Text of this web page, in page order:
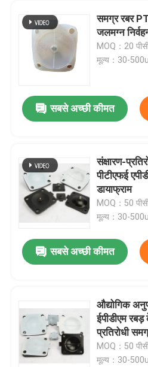
उत्पाद
हमारे बारे में
कारखाने का दौरा
समाचार
समग्र रबर
जलमग्न
MOQ：20
मूल्य：30-
सबसे अच्छी कीमत
संक्षारण-
पीटीएफई
डायाफ्राम
MOQ：50
मूल्य：30-
सबसे अच्छी कीमत
औद्योगिक
ईपीडीएम
प्रतिरोधी
MOQ：50
मूल्य：30-